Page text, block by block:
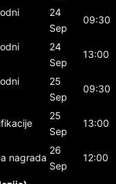
24
Sep
09:30
24
Sep
13:00
25
Sep
09:30
25
Sep
13:00
nagrada
26
Sep
12:00